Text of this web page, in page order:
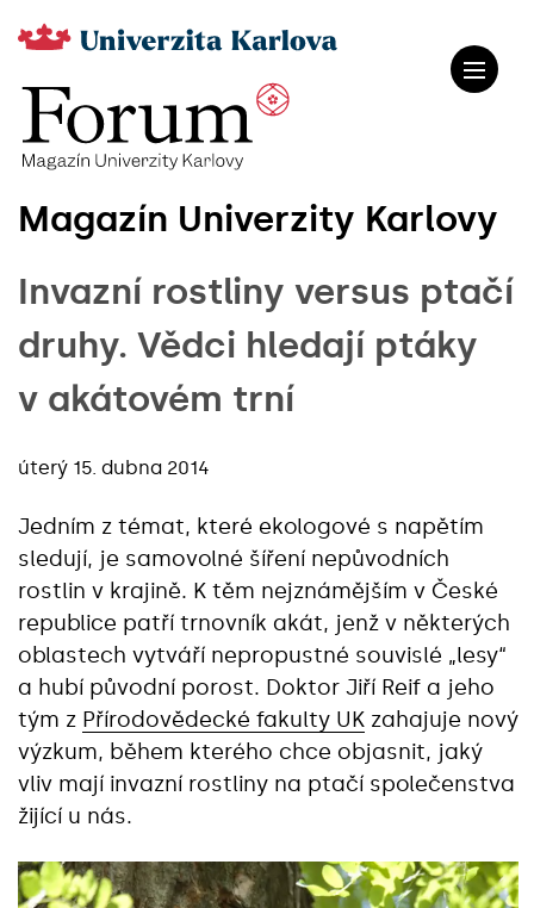
Magazín Univerzity Karlovy
Invazní rostliny versus ptačí
druhy. Vědci hledají ptáky
v akátovém trní
úterý 15. dubna 2014
Jedním z témat, které ekologové s napětím
sledují, je samovolné šíření nepůvodních
rostlin v krajině. K těm nejznámějším v České
republice patří trnovník akát, jenž v některých
oblastech vytváří nepropustné souvislé „lesy“
a hubí původní porost. Doktor Jiří Reif a jeho
tým z Přírodovědecké fakulty UK zahajuje nový
výzkum, během kterého chce objasnit, jaký
vliv mají invazní rostliny na ptačí společenstva
žijící u nás.